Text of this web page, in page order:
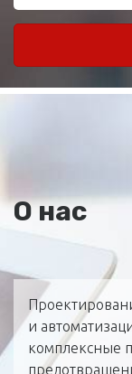
О нас
и
комплексные